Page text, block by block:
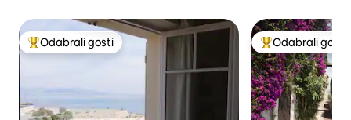
Među najviše rangiranima s oznakom „Odabrali gosti”
Odabrali gosti Među najviše
Odabrali gosti